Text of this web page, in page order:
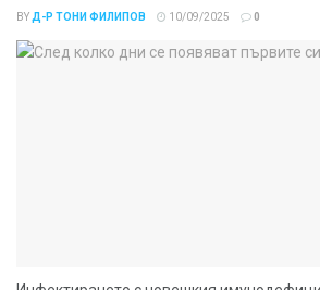
BY Д-Р ТОНИ ФИЛИПОВ 10/09/2025 0